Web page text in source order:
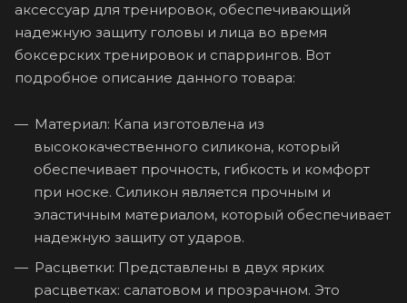
аксессуар для тренировок, обеспечивающий
надежную защиту головы и лица во время
боксерских тренировок и спаррингов. Вот
подробное описание данного товара:
Материал: Капа изготовлена из
высококачественного силикона, который
обеспечивает прочность, гибкость и комфорт
при носке. Силикон является прочным и
эластичным материалом, который обеспечивает
надежную защиту от ударов.
Расцветки: Представлены в двух ярких
расцветках: салатовом и прозрачном. Это